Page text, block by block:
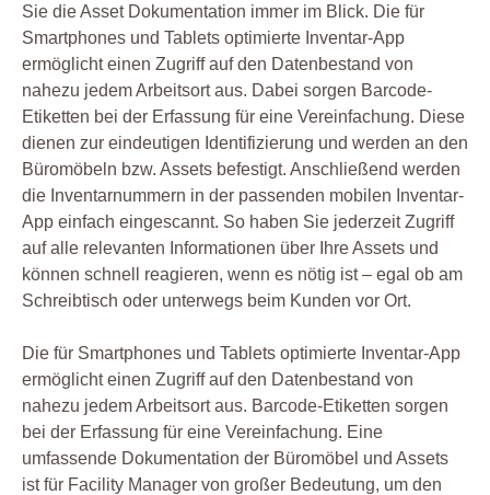
Sie die Asset Dokumentation immer im Blick. Die für
Smartphones und Tablets optimierte Inventar-App
ermöglicht einen Zugriff auf den Datenbestand von
nahezu jedem Arbeitsort aus. Dabei sorgen Barcode-
Etiketten bei der Erfassung für eine Vereinfachung. Diese
dienen zur eindeutigen Identifizierung und werden an den
Büromöbeln bzw. Assets befestigt. Anschließend werden
die Inventarnummern in der passenden mobilen Inventar-
App einfach eingescannt. So haben Sie jederzeit Zugriff
auf alle relevanten Informationen über Ihre Assets und
können schnell reagieren, wenn es nötig ist – egal ob am
Schreibtisch oder unterwegs beim Kunden vor Ort.
Die für Smartphones und Tablets optimierte Inventar-App
ermöglicht einen Zugriff auf den Datenbestand von
nahezu jedem Arbeitsort aus. Barcode-Etiketten sorgen
bei der Erfassung für eine Vereinfachung. Eine
umfassende Dokumentation der Büromöbel und Assets
ist für Facility Manager von großer Bedeutung, um den